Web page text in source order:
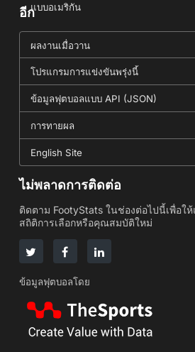
แบบอเมริกัน
อีก
ผลงานเมื่อวาน
โปรแกรมการแข่งขันพรุ่งนี้
ข้อมูลฟุตบอลแบบ API (JSON)
การทายผล
English Site
ไม่พลาดการติดต่อ
ติดตาม FootyStats ในช่องต่อไปนี้เพื่อใ
สถิติการเลือกหรือคุณสมบัติใหม่
ข้อมูลฟุตบอลโดย